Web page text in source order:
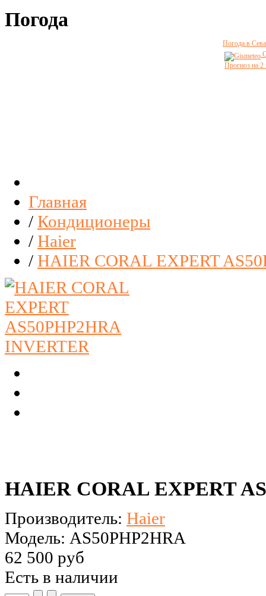
Погода
Погода в
Прогноз на 2
Главная
/ Кондиционеры
/ Haier
/ HAIER CORAL EXPERT
HAIER CORAL EXPERT
Производитель: Haier
Модель: AS50PHP2HRA
62 500 руб
Есть в наличии